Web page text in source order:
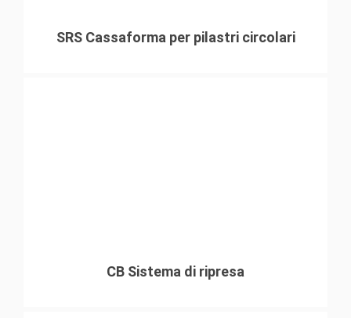
SRS Cassaforma per pilastri circolari
CB Sistema di ripresa